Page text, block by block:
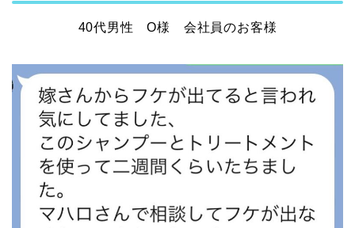
40代男性 O様 会社員のお客様